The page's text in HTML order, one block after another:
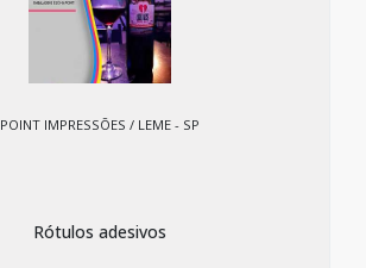
POINT IMPRESSÕES / LEME - SP
Rótulos adesivos